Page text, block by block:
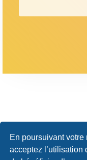
En poursuivant
acceptez l’utilisation